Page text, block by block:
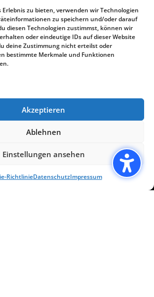
Erlebnis zu bieten, verwenden wir Technologien
zu speichern und/oder darauf
diesen Technologien zustimmst, können wir
oder eindeutige IDs auf dieser Website
deine Zustimmung nicht erteilst oder
bestimmte Merkmale und Funktionen
Akzeptieren
Ablehnen
Einstellungen ansehen
RichtlinieDatenschutzImpressum
Ende April bis Ende Oktober
sich durch eine
sowie erschwingliche
aus.
e. V.
14 03
anhausen.de